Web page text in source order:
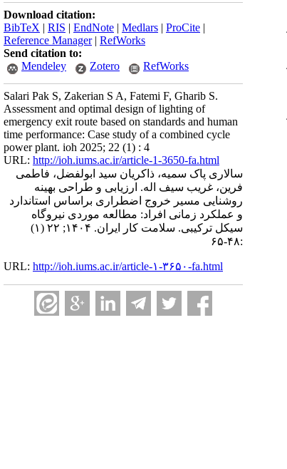
Download citation:
BibTeX | RIS | EndNote | Medlars | ProCite |
Reference Manager| RefWorks
Send citation to:
Mendeley
Zotero RefWorks
Salari Pak S, Zakerian S A, Fatemi F, Gharib S.
Assessment and optimal design of lighting of
emergency exit route based on standards and human
time performance: Case study of a combined cycle
power plant. ioh 2025; 22 (1) : 4
URL: http://ioh.iums.ac.ir/article-1-3650-fa.html
سالاری پاک سمیه، ذاکریان سید ابولفضل، فاطمی
فرین، غریب سیف اله. ارزیابی و طراحی بهینه
روشنایی مسیر خروج اضطراری براساس استاندارد
و عملکرد زمانی افراد: مطالعه موردی نیروگاه
سیکل ترکیبی. سلامت كار ايران. ۱۴۰۴; ۲۲ (۱)
:۴۸-۶۵
URL: http://ioh.iums.ac.ir/article-۱-۳۶۵۰-fa.html